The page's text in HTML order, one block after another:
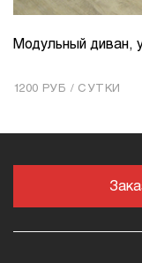
КОЛИЧЕСТВО 1
Модульный диван,
1200 РУБ / СУТКИ